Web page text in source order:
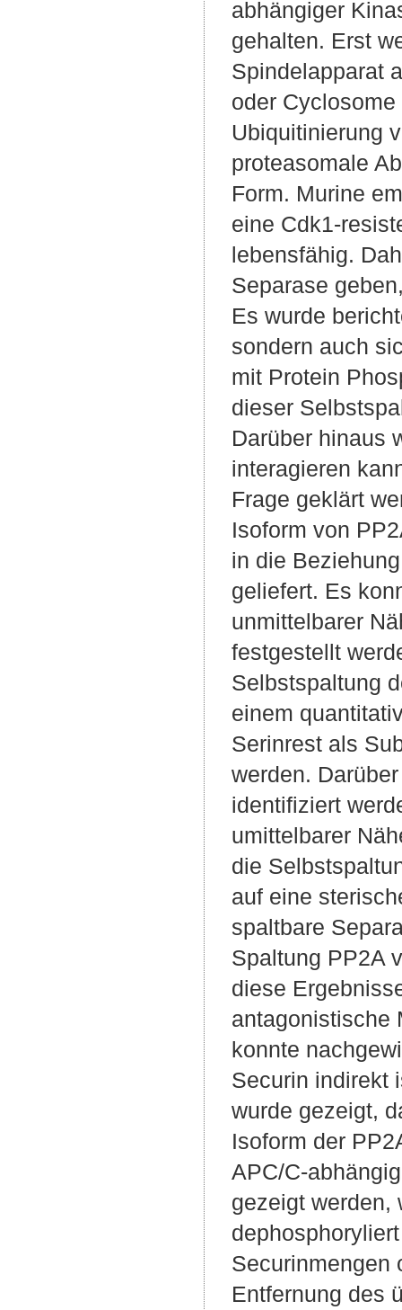
abhängiger
gehalten. Erst
Spindelapparat
oder
Ubiquitinierung
proteasomale
Form. Murine
eine Cdk1-
lebensfähig.
Separase
Es wurde
sondern auch
mit Protein
dieser
Darüber hinaus
interagieren
Frage geklärt
Isoform von
in die
geliefert. Es
unmittelbarer
festgestellt
Selbstspaltung
einem
Serinrest als
werden.
identifiziert
umittelbarer
die
auf eine
spaltbare
Spaltung PP2A
diese
antagonistische
konnte
Securin indirekt
wurde gezeigt,
Isoform der
APC/C-
gezeigt werden,
Securinmengen
Entfernung des